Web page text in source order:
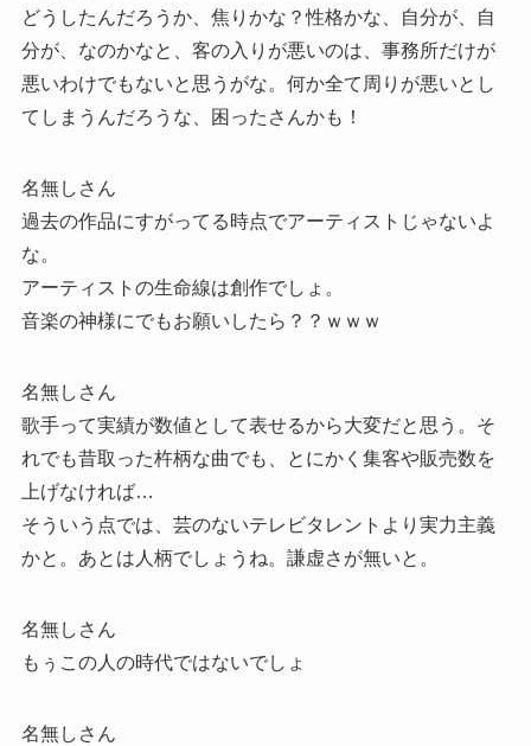
どうしたんだろうか、焦りかな？性格かな、自分が、自
分が、なのかなと、客の入りが悪いのは、事務所だけが
悪いわけでもないと思うがな。何か全て周りが悪いとし
てしまうんだろうな、困ったさんかも！
名無しさん
過去の作品にすがってる時点でアーティストじゃないよ
な。
アーティストの生命線は創作でしょ。
音楽の神様にでもお願いしたら？？ｗｗｗ
名無しさん
歌手って実績が数値として表せるから大変だと思う。そ
れでも昔取った杵柄な曲でも、とにかく集客や販売数を
上げなければ…
そういう点では、芸のないテレビタレントより実力主義
かと。あとは人柄でしょうね。謙虚さが無いと。
名無しさん
もぅこの人の時代ではないでしょ
名無しさん